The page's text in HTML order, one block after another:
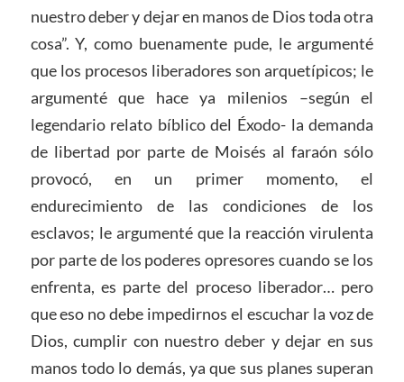
nuestro deber y dejar en manos de Dios toda otra
cosa”. Y, como buenamente pude, le argumenté
que los procesos liberadores son arquetípicos; le
argumenté que hace ya milenios –según el
legendario relato bíblico del Éxodo- la demanda
de libertad por parte de Moisés al faraón sólo
provocó, en un primer momento, el
endurecimiento de las condiciones de los
esclavos; le argumenté que la reacción virulenta
por parte de los poderes opresores cuando se los
enfrenta, es parte del proceso liberador… pero
que eso no debe impedirnos el escuchar la voz de
Dios, cumplir con nuestro deber y dejar en sus
manos todo lo demás, ya que sus planes superan